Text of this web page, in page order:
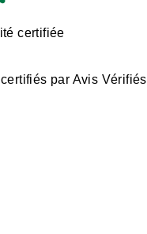
certifiée
par Avis Vérifiés